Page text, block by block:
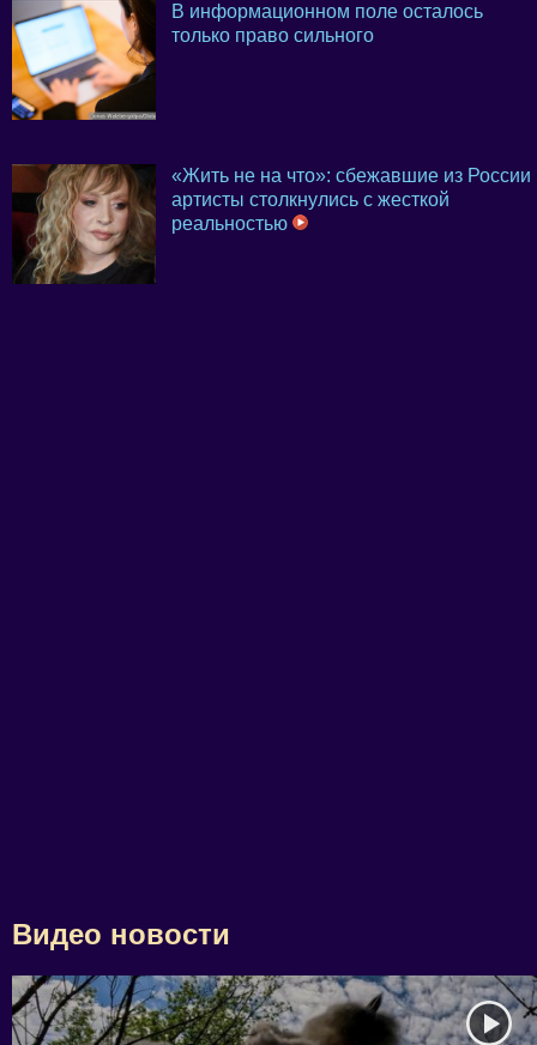
В информационном поле осталось
только право сильного
«Жить не на что»: сбежавшие из России
артисты столкнулись с жесткой
реальностью
Видео новости